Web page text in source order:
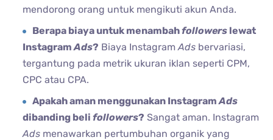
mendorong orang untuk mengikuti akun Anda.
Berapa biaya untuk menambahfollowers lewat
InstagramAds? Biaya InstagramAds bervariasi,
tergantung pada metrik ukuran iklan seperti CPM,
CPC atau CPA.
Apakah aman menggunakan InstagramAds
dibanding belifollowers? Sangat aman. Instagram
Ads menawarkan pertumbuhan organik yang